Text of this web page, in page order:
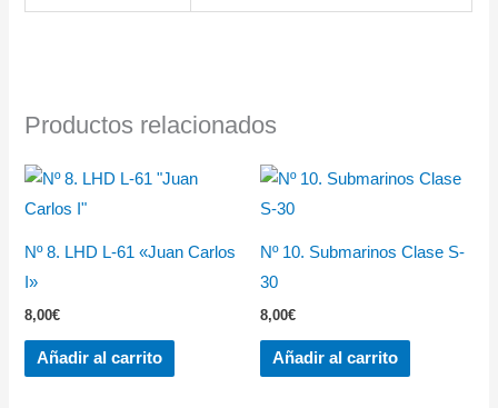
Productos relacionados
Nº 8. LHD L-61 «Juan Carlos
I»
8,00€
Añadir al carrito
Nº 10. Submarinos Clase S-
30
8,00€
Añadir al carrito